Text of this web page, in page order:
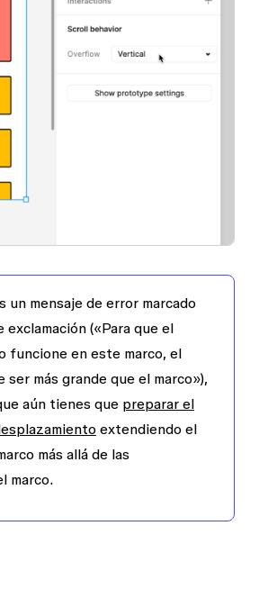
un mensaje de error marcado
exclamación («Para que el
funcione en este marco, el
más grande que el marco»),
aún tienes que preparar el
extendiendo el
más allá de las
marco.